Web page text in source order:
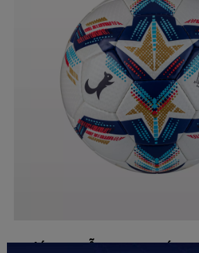
HƯỚNG DẪN BƠM BÓNG